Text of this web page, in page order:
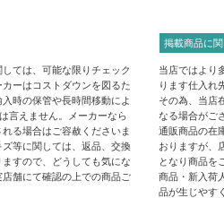
ては、可能な限りチェック
ーはコストダウンを図るた
時の保管や長時間移動によ
言えません。メーカーなら
る場合はご容赦くださいま
等に関しては、返品、交換
すので、どうしても気にな
舗にて確認の上での商品ご
掲載商品に
当店ではより
ります仕入れ
その為、当店
なる場合がご
通販商品の在
おりますが、
となり商品を
商品・新入荷
品が生じやす